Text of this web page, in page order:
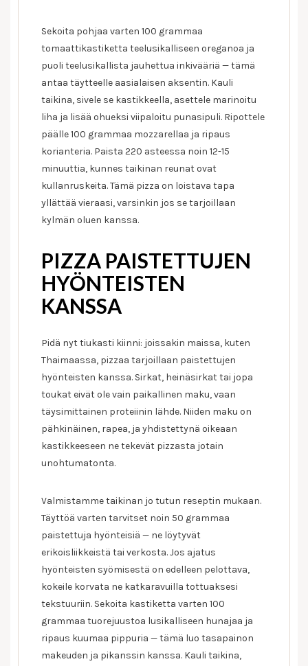
Sekoita pohjaa varten 100 grammaa
tomaattikastiketta teelusikalliseen oreganoa ja
puoli teelusikallista jauhettua inkivääriä — tämä
antaa täytteelle aasialaisen aksentin. Kauli
taikina, sivele se kastikkeella, asettele marinoitu
liha ja lisää ohueksi viipaloitu punasipuli. Ripottele
päälle 100 grammaa mozzarellaa ja ripaus
korianteria. Paista 220 asteessa noin 12-15
minuuttia, kunnes taikinan reunat ovat
kullanruskeita. Tämä pizza on loistava tapa
yllättää vieraasi, varsinkin jos se tarjoillaan
kylmän oluen kanssa.
PIZZA PAISTETTUJEN
HYÖNTEISTEN
KANSSA
Pidä nyt tiukasti kiinni: joissakin maissa, kuten
Thaimaassa, pizzaa tarjoillaan paistettujen
hyönteisten kanssa. Sirkat, heinäsirkat tai jopa
toukat eivät ole vain paikallinen maku, vaan
täysimittainen proteiinin lähde. Niiden maku on
pähkinäinen, rapea, ja yhdistettynä oikeaan
kastikkeeseen ne tekevät pizzasta jotain
unohtumatonta.
Valmistamme taikinan jo tutun reseptin mukaan.
Täyttöä varten tarvitset noin 50 grammaa
paistettuja hyönteisiä — ne löytyvät
erikoisliikkeistä tai verkosta. Jos ajatus
hyönteisten syömisestä on edelleen pelottava,
kokeile korvata ne katkaravuilla tottuaksesi
tekstuuriin. Sekoita kastiketta varten 100
grammaa tuorejuustoa lusikalliseen hunajaa ja
ripaus kuumaa pippuria — tämä luo tasapainon
makeuden ja pikanssin kanssa. Kauli taikina,